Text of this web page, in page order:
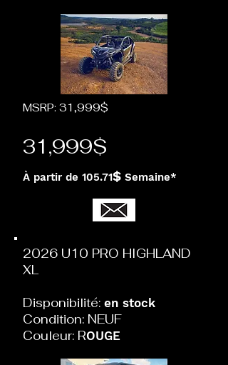
MSRP: 31,999$
31,999$
À partir de 105.71$ Semaine*
2026 U10 PRO HIGHLAND
XL
Disponibilité: en stock
Condition: NEUF
Couleur: ROUGE